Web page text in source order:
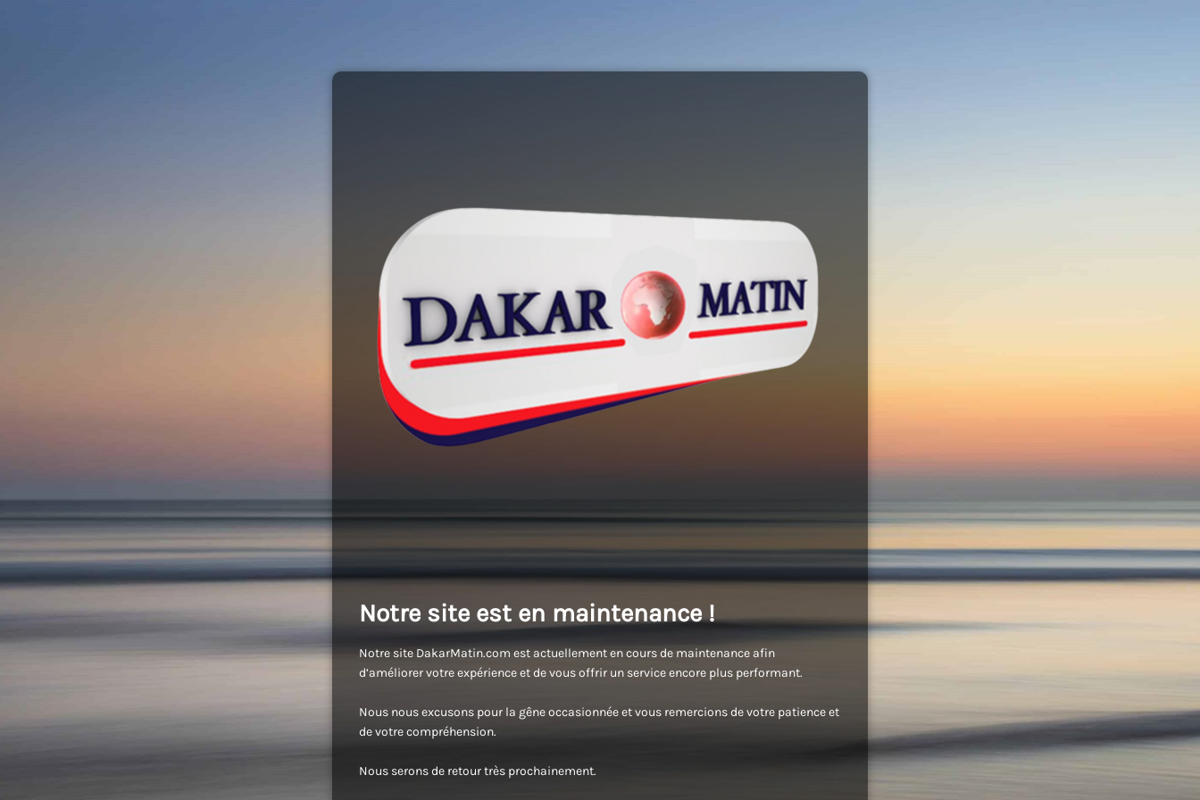
Notre site est en maintenance !
Notre site DakarMatin.com est actuellement en cours de maintenance afin
d’améliorer votre expérience et de vous offrir un service encore plus performant.
Nous nous excusons pour la gêne occasionnée et vous remercions de votre patience et
de votre compréhension.
Nous serons de retour très prochainement.